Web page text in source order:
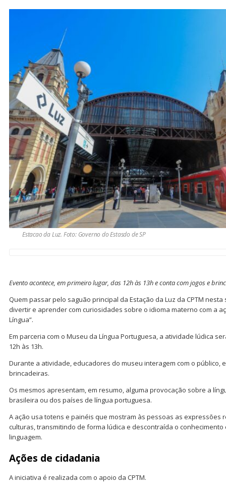
Estacao da Luz. Foto: Governo do Estasdo de SP
Evento acontece, em primeiro lugar, das 12h às 13h e conta com jogos e
Quem passar pelo saguão principal da Estação da Luz da CPTM
divertir e aprender com curiosidades sobre o idioma materno com a
Língua”.
Em parceria com o Museu da Língua Portuguesa, a atividade lúdica
12h às 13h.
Durante a atividade, educadores do museu interagem com o público,
brincadeiras.
Os mesmos apresentam, em resumo, alguma provocação sobre a
brasileira ou dos países de língua portuguesa.
A ação usa totens e painéis que mostram às pessoas as expressões
culturas, transmitindo de forma lúdica e descontraída o
linguagem.
Ações de cidadania
A iniciativa é realizada com o apoio da CPTM.